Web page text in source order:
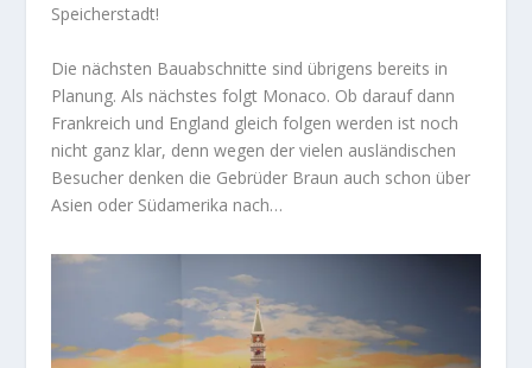
Speicherstadt!
Die nächsten Bauabschnitte sind übrigens bereits in
Planung. Als nächstes folgt Monaco. Ob darauf dann
Frankreich und England gleich folgen werden ist noch
nicht ganz klar, denn wegen der vielen ausländischen
Besucher denken die Gebrüder Braun auch schon über
Asien oder Südamerika nach…